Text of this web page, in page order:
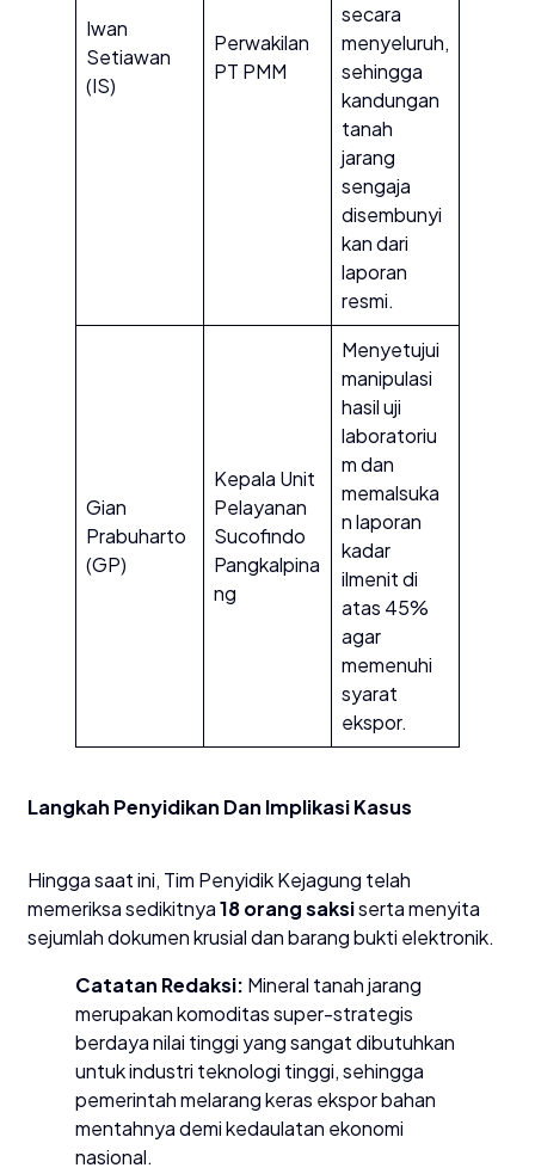
Iwan
Setiawan
(IS)
Perwakilan
PT PMM
secara
menyeluruh,
sehingga
kandungan
tanah
jarang
sengaja
disembunyi
kan dari
laporan
resmi.
Gian
Prabuharto
(GP)
Kepala Unit
Pelayanan
Sucofindo
Pangkalpina
ng
Menyetujui
manipulasi
hasil uji
laboratoriu
m dan
memalsuka
n laporan
kadar
ilmenit di
atas 45%
agar
memenuhi
syarat
ekspor.
Langkah Penyidikan Dan Implikasi Kasus
​Hingga saat ini, Tim Penyidik Kejagung telah
memeriksa sedikitnya18 orang saksiserta menyita
sejumlah dokumen krusial dan barang bukti elektronik.
Catatan Redaksi: Mineral tanah jarang
merupakan komoditas super-strategis
berdaya nilai tinggi yang sangat dibutuhkan
untuk industri teknologi tinggi, sehingga
pemerintah melarang keras ekspor bahan
mentahnya demi kedaulatan ekonomi
nasional.